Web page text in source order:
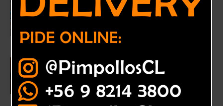
Se realizó lanzamiento de nueva versión
de la Corrida Familiar Sopraval en La
17 octubre, 2024
César Pérez se despide de Unión La Calera
24 julio, 2024 Deportes